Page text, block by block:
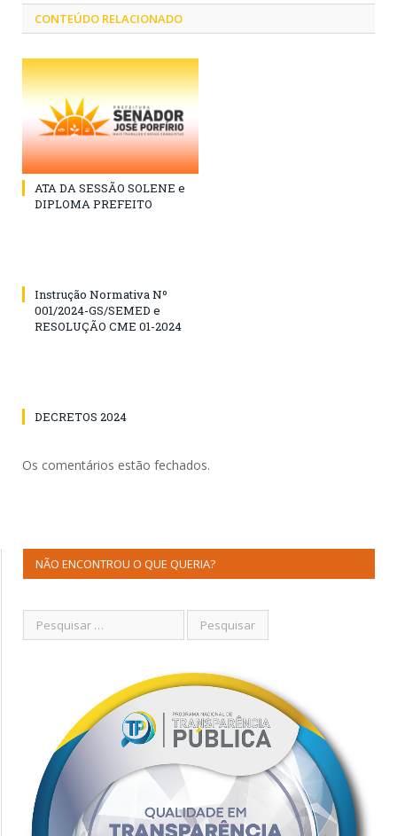
CONTEÚDO RELACIONADO
ATA DA SESSÃO SOLENE e
DIPLOMA PREFEITO
Instrução Normativa Nº
001/2024-GS/SEMED e
RESOLUÇÃO CME 01-2024
DECRETOS 2024
Os comentários estão fechados.
NÃO ENCONTROU O QUE QUERIA?